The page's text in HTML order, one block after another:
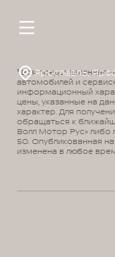
¹ Вся представленная
автомобилей и
информационный
цены, указанные на
характер. Для
обращаться к
Волл Мотор Рус»
50. Опубликованная
изменена в любое